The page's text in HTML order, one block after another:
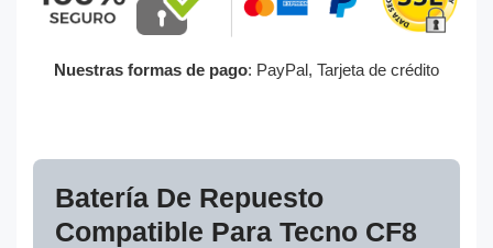
Nuestras formas de pago: PayPal, Tarjeta de crédito
Batería De Repuesto
Compatible Para Tecno CF8